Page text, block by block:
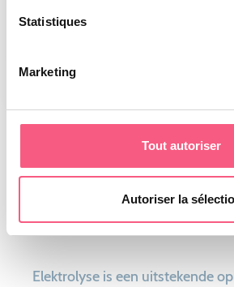
Statistiques
Marketing
Tout autoriser
Autoriser la
Slow Mode
Is het mogelijk om
Elektrolyse is een uitstekende